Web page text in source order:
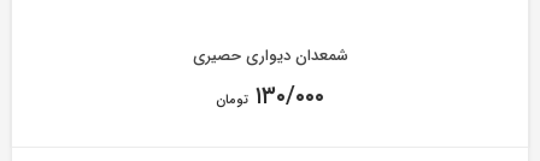
شمعدان دیواری حصیری
۱۳۰/۰۰۰ تومان